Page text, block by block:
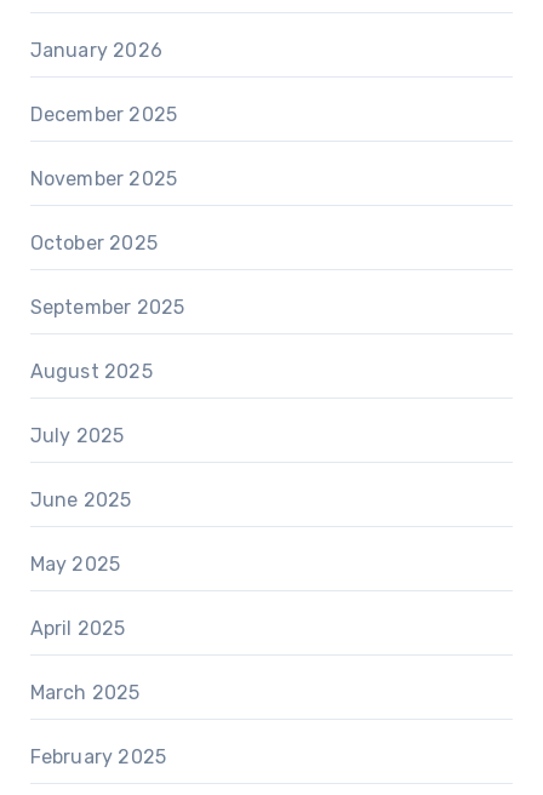
January 2026
December 2025
November 2025
October 2025
September 2025
August 2025
July 2025
June 2025
May 2025
April 2025
March 2025
February 2025